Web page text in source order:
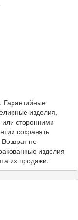
Гарантийные
изделия,
сторонними
сохранять
не
изделия
их продажи.